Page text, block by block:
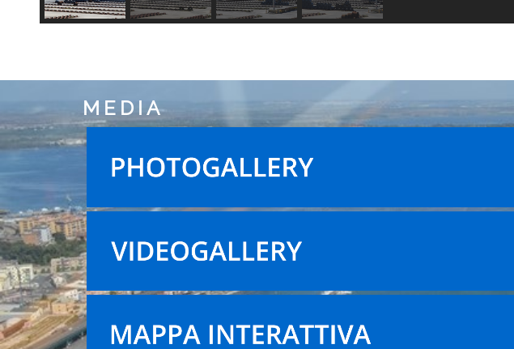
MEDIA